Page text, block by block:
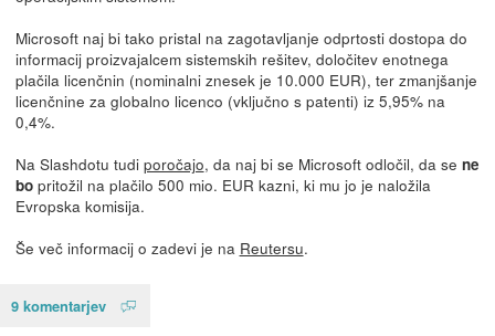
Microsoft naj bi tako pristal na zagotavljanje odprtosti dostopa do
informacij proizvajalcem sistemskih rešitev, določitev enotnega
plačila licenčnin (nominalni znesek je 10.000 EUR), ter zmanjšanje
licenčnine za globalno licenco (vključno s patenti) iz 5,95% na
0,4%.
Na Slashdotu tudi poročajo, da naj bi se Microsoft odločil, da se ne
bopritožil na plačilo 500 mio. EUR kazni, ki mu jo je naložila
Evropska komisija.
Še več informacij o zadevi je na Reutersu.
9 komentarjev